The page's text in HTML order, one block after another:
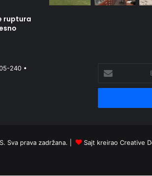
ruptura
240 •
your
Email
Sva prava zadržana. | Sajt kreirao Creative